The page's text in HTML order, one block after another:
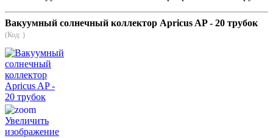
Вакуумный солнечный коллектор Apricus AP - 20 трубок
(Код: )
Увеличить
изображение